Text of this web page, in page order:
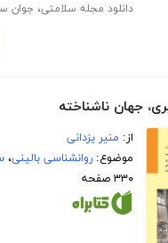
دانلود مجله سلامتی، جوان
جهان ناشناخته
از: منیر یزدانی
موضوع:روانشناسی بالینی،
۳۳۰ صفحه